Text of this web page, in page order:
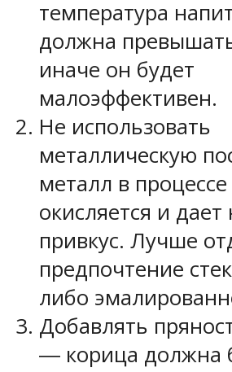
температура
должна
иначе он будет
малоэффективен.
Не использовать
металлическую
металл в
окисляется и
привкус. Лучше
предпочтение
либо
Добавлять
― корица должна